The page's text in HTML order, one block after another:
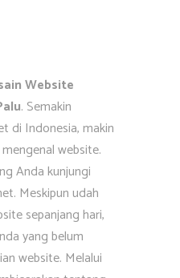
Website
. Semakin
di Indonesia, makin
website.
Anda kunjungi
Meskipun udah
sepanjang hari,
yang belum
website. Melalui